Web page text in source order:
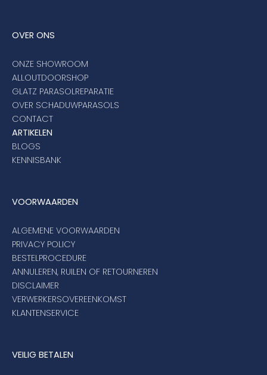
OVER ONS
ONZE SHOWROOM
ALLOUTDOORSHOP
GLATZ PARASOLREPARATIE
OVER SCHADUWPARASOLS
CONTACT
ARTIKELEN
BLOGS
KENNISBANK
VOORWAARDEN
ALGEMENE VOORWAARDEN
PRIVACY POLICY
BESTELPROCEDURE
ANNULEREN, RUILEN OF RETOURNEREN
DISCLAIMER
VERWERKERSOVEREENKOMST
KLANTENSERVICE
VEILIG BETALEN